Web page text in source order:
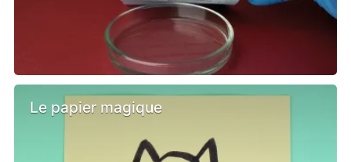
Le papier magique